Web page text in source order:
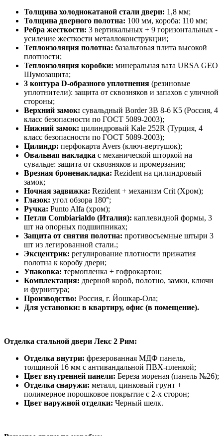
Толщина холоднокатаной стали двери: 1,8 мм;
Толщина дверного полотна: 100 мм, короба: 110 мм;
Ребра жесткости: 3 вертикальных + 9 горизонтальных -
усиление жесткости металлоконструкции;
Теплоизоляция полотна: базальтовая плита высокой
плотности;
Теплоизоляция коробки: минеральная вата URSA GEO
Шумозащита;
3 контура D-образного уплотнения (резиновые
уплотнители): защита от сквозняков и запахов с уличной
стороны;
Верхний замок: сувальдный Border ЗВ 8-6 К5 (Россия, 4
класс безопасности по ГОСТ 5089-2003);
Нижний замок: цилиндровый Kale 252R (Турция, 4
класс безопасности по ГОСТ 5089-2003);
Цилиндр: перфокарта Avers (ключ-вертушок);
Овальная накладка с механической шторкой на
сувальде: защита от сквозняков и промерзания;
Врезная броненакладка: Rezident на цилиндровый
замок;
Ночная задвижка: Rezident + механизм Crit (Хром);
Глазок: угол обзора 180°;
Ручка: Punto Alfa (хром);
Петли Combiarialdo (Италия): каплевидной формы, 3
шт на опорных подшипниках;
Защита от снятия полотна: противосъемные штыри 3
шт из легированной стали.;
Эксцентрик: регулирование плотности прижатия
полотна к коробу двери;
Упаковка: термопленка + гофрокартон;
Комплектация: дверной короб, полотно, замки, ключи
и фурнитура;
Производство: Россия, г. Йошкар-Ола;
Для установки: в квартиру, офис (в помещение).
Отделка стальной двери Лекс 2 Рим:
Отделка внутри: фрезерованная МДФ панель,
толщиной 16 мм с антивандальной ПВХ-пленкой;
Цвет внутренней панели: Береза мореная (панель №26);
Отделка снаружи: металл, цинковый грунт +
полимерное порошковое покрытие с 2-х сторон;
Цвет наружной отделки: Черный шелк.